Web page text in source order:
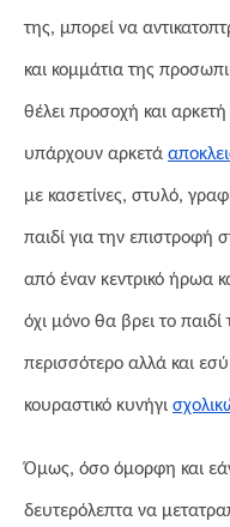
της, μπορεί να
και κομμάτια της
θέλει προσοχή και
υπάρχουν αρκετά
με κασετίνες, στυλό,
παιδί για την επιστροφή
από έναν κεντρικό ήρωα
όχι μόνο θα βρει το
περισσότερο αλλά και
κουραστικό κυνήγι
Όμως, όσο όμορφη και
δευτερόλεπτα να